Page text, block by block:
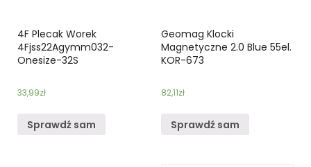
4F Plecak Worek
4Fjss22Agymm032-
Onesize-32S
33,99zł
Sprawdź sam
Geomag Klocki
Magnetyczne 2.0 Blue 55el.
KOR-673
82,11zł
Sprawdź sam